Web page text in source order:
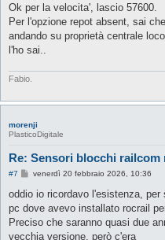
a
g
i
o
Ok per la velocita', lascio 57600.
Per l'opzione repot absent, sai
andando su proprietà centrale
l'ho sai..
Fabio.
morenji
PlasticoDigitale
Re: Sensori blocchi railcom
#7
M
s
a
g
venerdì 20 febbraio 2026, 10:36
oddio io ricordavo l'esistenza,
pc dove avevo installato rocrail
Preciso che saranno quasi due
vecchia versione, però c'era